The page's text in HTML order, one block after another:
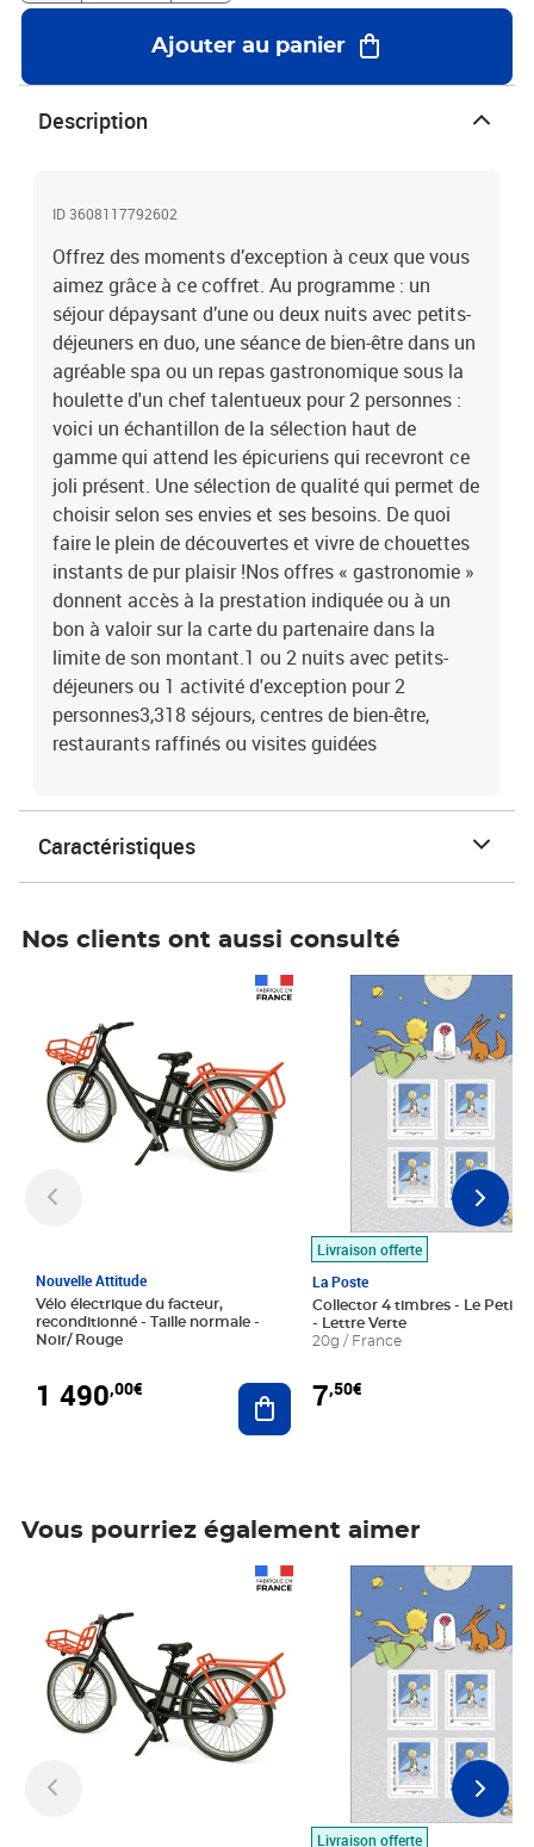
Ajouter au panier
Description
ID 3608117792602
Offrez des moments d’exception à ceux que vous
aimez grâce à ce coffret. Au programme : un
séjour dépaysant d’une ou deux nuits avec petits-
déjeuners en duo, une séance de bien-être dans un
agréable spa ou un repas gastronomique sous la
houlette d'un chef talentueux pour 2 personnes :
voici un échantillon de la sélection haut de
gamme qui attend les épicuriens qui recevront ce
joli présent. Une sélection de qualité qui permet de
choisir selon ses envies et ses besoins. De quoi
faire le plein de découvertes et vivre de chouettes
instants de pur plaisir !Nos offres « gastronomie »
donnent accès à la prestation indiquée ou à un
bon à valoir sur la carte du partenaire dans la
limite de son montant.1 ou 2 nuits avec petits-
déjeuners ou 1 activité d'exception pour 2
personnes3,318 séjours, centres de bien-être,
restaurants raffinés ou visites guidées
Caractéristiques
Nos clients ont aussi consulté
Nouvelle Attitude
Vélo électrique du facteur,
reconditionné - Taille normale -
Noir/ Rouge
1 490,00€ Ajouter au panier
Livraison offerte
La Poste
Collector 4 timbres - Le Petit
- Lettre Verte
20g / France
7,50€
Prix 7,50€
Vous pourriez également aimer
Livraison offerte
Prix 7,50€